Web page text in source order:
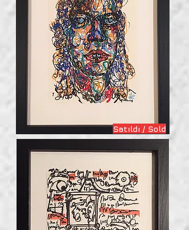
Satıldı / Sold